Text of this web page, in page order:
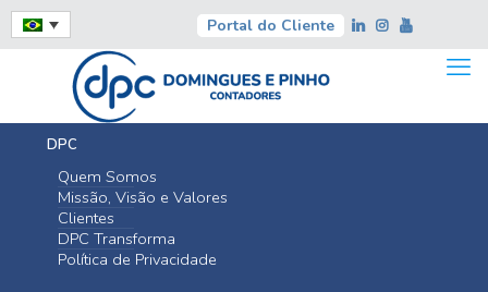
Portal do Cliente
DPC
Quem Somos
Missão, Visão e Valores
Clientes
DPC Transforma
Política de Privacidade